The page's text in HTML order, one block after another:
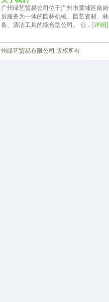
广州绿艺贸易公司位于广州市黄埔区南
后服务为一体的园林机械、园艺资材、
备、清洁工具的综合型公司。 公... [详细]
州绿艺贸易有限公司 版权所有.